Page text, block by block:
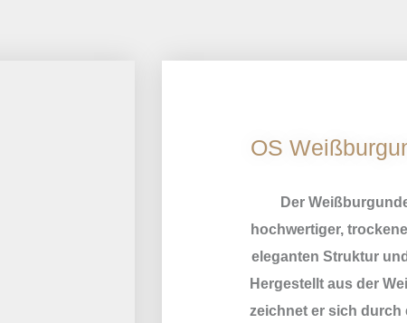
OS
Der
hochwertiger,
eleganten Struktur
Hergestellt aus der
zeichnet er sich durch